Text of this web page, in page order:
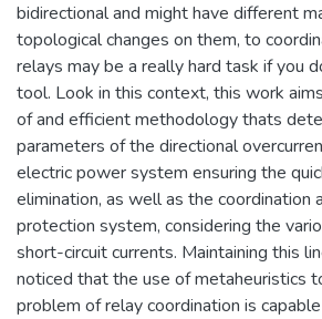
bidirectional and might have different
topological changes on them, to
relays may be a really hard task if you
tool. Look in this context, this work
of and efficient methodology thats
parameters of the directional
electric power system ensuring the
elimination, as well as the coordination
protection system, considering the
short-circuit currents. Maintaining this
noticed that the use of metaheuristics
problem of relay coordination is